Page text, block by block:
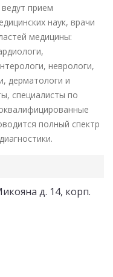
прием
наук, врачи
медицины:
неврологи,
дерматологи и
специалисты по
полный спектр
д. 14, корп.